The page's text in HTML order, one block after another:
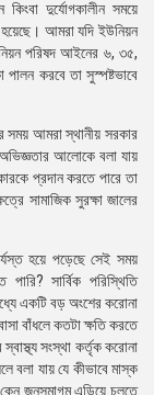
দুর্যোগকালীন সময়ে
আমরা যদি ইউনিয়ন
পরিষদ আইনের ৬, ৩৫,
করবে তা সুস্পষ্টভাবে
সময় আমরা স্থানীয় সরকার
আলোকে বলা যায়
প্রদান করতে পারে তা
সামাজিক সুরক্ষা জালের
হয়ে পড়েছে সেই সময়
সার্বিক পরিস্থিতি
একটি বড় অংশের করোনা
বাঁধলে কতটা ক্ষতি করতে
সংস্থা কর্তৃক করোনা
বলা যায় যে কীভাবে মাস্ক
জনসমাগম এড়িয়ে চলতে